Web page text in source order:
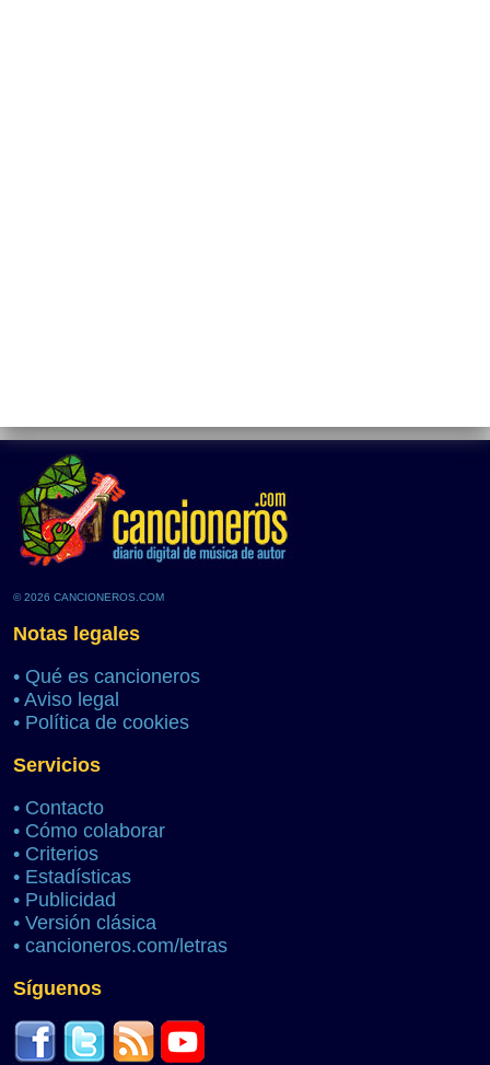
© 2026 CANCIONEROS.COM
Notas legales
• Qué es cancioneros
• Aviso legal
• Política de cookies
Servicios
• Contacto
• Cómo colaborar
• Criterios
• Estadísticas
• Publicidad
• Versión clásica
• cancioneros.com/letras
Síguenos